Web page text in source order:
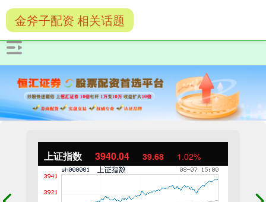
上证指数 3940.04 39.68 1.02%
金斧子配资 相关话题